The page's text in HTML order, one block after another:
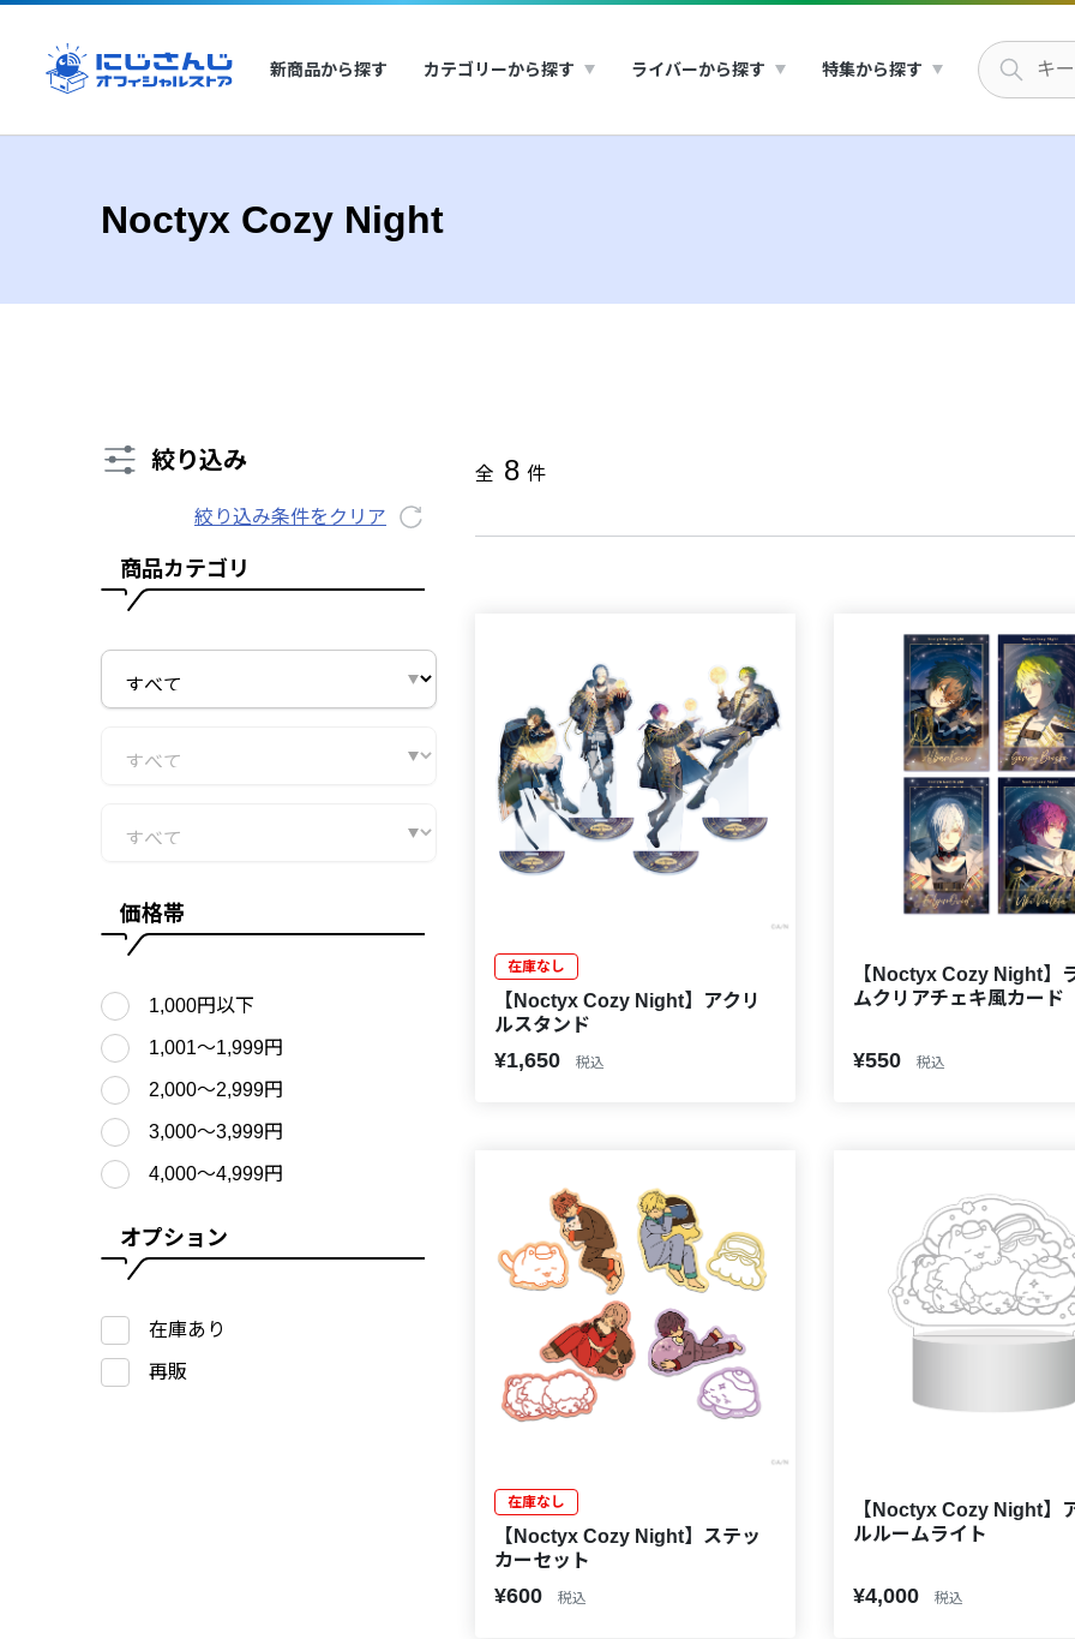
新商品から探す カテゴリーから探す ライバーから探す 特集から探す
Noctyx Cozy Night
絞り込み
絞り込み条件をクリア
商品カテゴリ
価格帯
1,000円以下
1,001〜1,999円
2,000〜2,999円
3,000〜3,999円
4,000〜4,999円
オプション
在庫あり
再販
全 8 件
在庫なし
【Noctyx Cozy Night】アクリ
ルスタンド
¥1,650 税込
【Noctyx Cozy Night】
ムクリアチェキ風カード
¥550 税込
在庫なし
【Noctyx Cozy Night】ステッ
カーセット
¥600 税込
【Noctyx Cozy Night】
ルルームライト
¥4,000 税込